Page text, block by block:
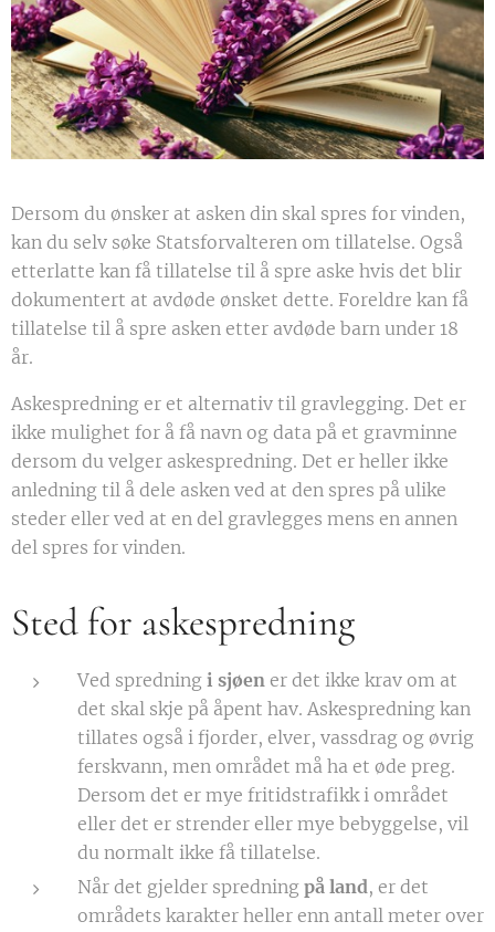
Dersom du ønsker at asken din skal spres for vinden,
kan du selv søke Statsforvalteren om tillatelse. Også
etterlatte kan få tillatelse til å spre aske hvis det blir
dokumentert at avdøde ønsket dette. Foreldre kan få
tillatelse til å spre asken etter avdøde barn under 18
år.
Askespredning er et alternativ til gravlegging. Det er
ikke mulighet for å få navn og data på et gravminne
dersom du velger askespredning. Det er heller ikke
anledning til å dele asken ved at den spres på ulike
steder eller ved at en del gravlegges mens en annen
del spres for vinden.
Sted for askespredning
Ved spredning i sjøen er det ikke krav om at
det skal skje på åpent hav. Askespredning kan
tillates også i fjorder, elver, vassdrag og øvrig
ferskvann, men området må ha et øde preg.
Dersom det er mye fritidstrafikk i området
eller det er strender eller mye bebyggelse, vil
du normalt ikke få tillatelse.
Når det gjelder spredning på land, er det
områdets karakter heller enn antall meter over